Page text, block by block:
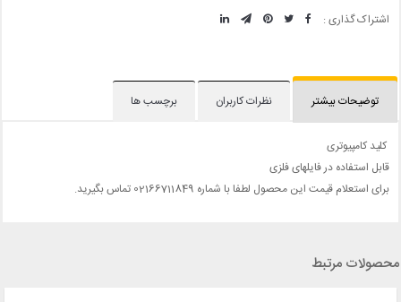
اشتراک گذاری :
توضیحات بیشتر نظرات کاربران برچسب ها
کلید کامپیوتری
قابل استفاده در فایلهای فلزی
برای استعلام قیمت این محصول لطفا با شماره 02166711849 تماس بگیرید.
محصولات مرتبط